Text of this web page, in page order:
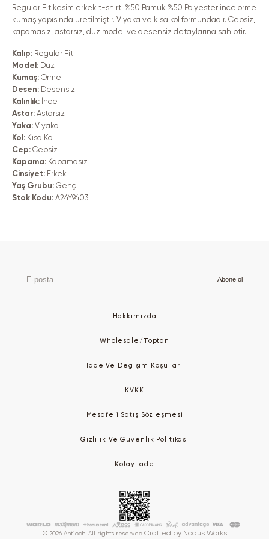
azaltın
artırın
Regular Fit kesim erkek t-shirt. %50 Pamuk %50 Polyester ince örme
kumaş yapısında üretilmiştir. V yaka ve kısa kol formundadır. Cepsiz,
kapamasız, astarsız, düz model ve desensiz detaylarına sahiptir.
Kalıp: Regular Fit
Model:
Düz
Kumaş: Örme
Desen:
Desensiz
Kalınlık: İnce
Astar: Astarsız
Yaka: V yaka
Kol: Kısa Kol
Cep: Cepsiz
Kapama: Kapamasız
Cinsiyet: Erkek
Yaş Grubu: Genç
Stok Kodu: A24Y9403
E-
posta
Abone ol
Hakkımızda
Wholesale/Toptan
İade Ve Değişim Koşulları
KVKK
Mesafeli Satış Sözleşmesi
Gizlilik Ve Güvenlik Politikası
Kolay İade
© 2026 Antioch. All rights reserved. Crafted by Nodus Works